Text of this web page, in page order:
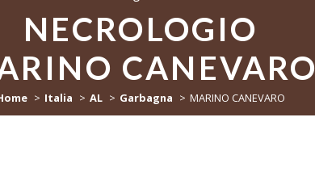
NECROLOGIO
CANEVARO
Italia AL Garbagna MARINO CANEVARO